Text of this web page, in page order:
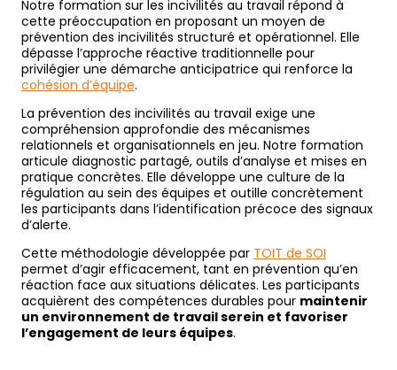
Notre formation sur les incivilités au travail répond à
cette préoccupation en proposant un moyen de
prévention des incivilités structuré et opérationnel. Elle
dépasse l’approche réactive traditionnelle pour
privilégier une démarche anticipatrice qui renforce la
cohésion d’équipe.
La prévention des incivilités au travail exige une
compréhension approfondie des mécanismes
relationnels et organisationnels en jeu. Notre formation
articule diagnostic partagé, outils d’analyse et mises en
pratique concrètes. Elle développe une culture de la
régulation au sein des équipes et outille concrètement
les participants dans l’identification précoce des signaux
d’alerte.
Cette méthodologie développée par TOIT de SOI
permet d’agir efficacement, tant en prévention qu’en
réaction face aux situations délicates. Les participants
acquièrent des compétences durables pour maintenir
un environnement de travail serein et favoriser
l’engagement de leurs équipes.